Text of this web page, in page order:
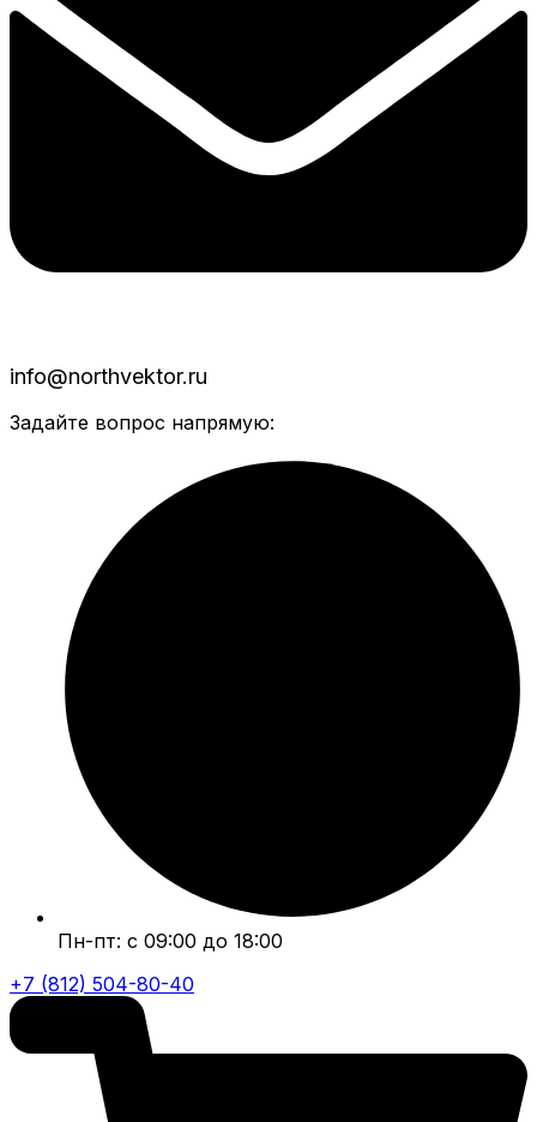
info@northvektor.ru
Задайте вопрос напрямую:
Пн-пт: с 09:00 до 18:00
+7 (812) 504-80-40